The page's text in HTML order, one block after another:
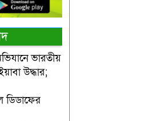
ভারতীয়
উদ্ধার;
ডিডাফের